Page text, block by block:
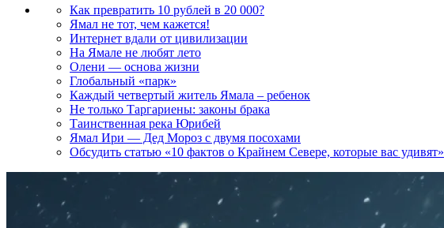
Как превратить 10 рублей в 20 000?
Ямал не тот, чем кажется!
Интернет вдали от цивилизации
На Ямале не любят лето
Олени — основа жизни
Глобальный «парк»
Каждый четвертый житель Ямала – ребенок
Не только Таргариены: законы брака
Таинственная река Юрибей
Ямал Ири — Дед Мороз с двумя посохами
Обсудить статью «10 фактов о Крайнем Севере, которые вас удивят»